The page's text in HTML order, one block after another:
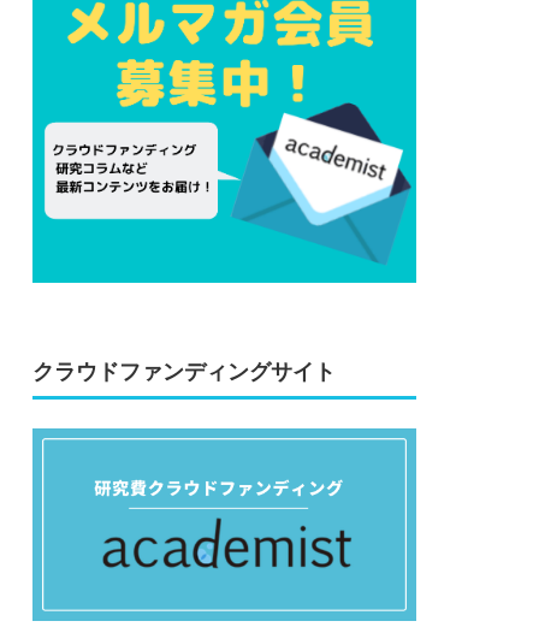
クラウドファンディングサイト